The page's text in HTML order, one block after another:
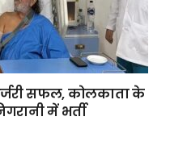
सफल, कोलकाता के
में भर्ती